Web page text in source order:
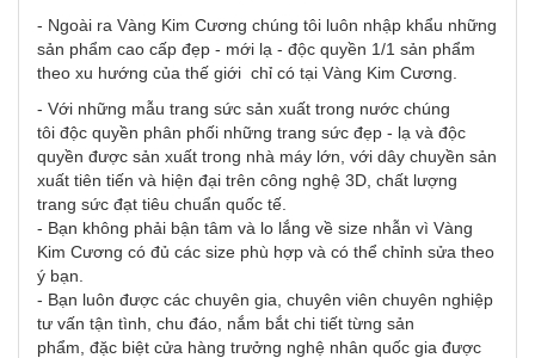
- Ngoài ra Vàng Kim Cương chúng tôi luôn nhập khẩu những
sản phẩm cao cấp đẹp - mới lạ - độc quyền 1/1 sản phẩm
theo xu hướng của thế giới chỉ có tại Vàng Kim Cương.
- Với những mẫu trang sức sản xuất trong nước chúng
tôi độc quyền phân phối những trang sức đẹp - lạ và độc
quyền được sản xuất trong nhà máy lớn, với dây chuyền sản
xuất tiên tiến và hiện đại trên công nghệ 3D, chất lượng
trang sức đạt tiêu chuẩn quốc tế.
- Bạn không phải bận tâm và lo lắng về size nhẫn vì Vàng
Kim Cương có đủ các size phù hợp và có thể chỉnh sửa theo
ý bạn.
- Bạn luôn được các chuyên gia, chuyên viên chuyên nghiệp
tư vấn tận tình, chu đáo, nắm bắt chi tiết từng sản
phẩm, đặc biệt cửa hàng trưởng nghệ nhân quốc gia được